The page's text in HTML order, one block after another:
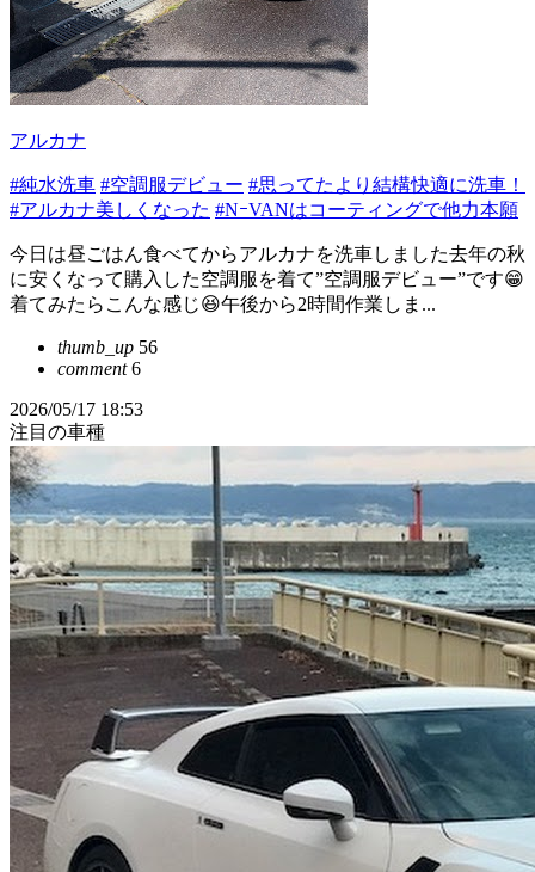
アルカナ
#純水洗車 #空調服デビュー #思ってたより結構快適に洗車！
#アルカナ美しくなった #NｰVANはコーティングで他力本願
今日は昼ごはん食べてからアルカナを洗車しました去年の秋
に安くなって購入した空調服を着て”空調服デビュー”です😁
着てみたらこんな感じ😆午後から2時間作業しま...
thumb_up 56
comment6
2026/05/17 18:53
注目の車種